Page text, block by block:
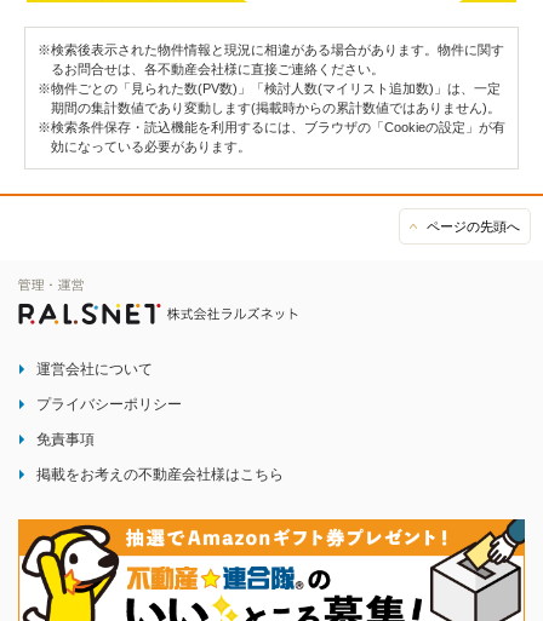
※検索後表示された物件情報と現況に相違がある場合があります。物件に関す
るお問合せは、各不動産会社様に直接ご連絡ください。
※物件ごとの「見られた数(PV数)」「検討人数(マイリスト追加数)」は、一定
期間の集計数値であり変動します(掲載時からの累計数値ではありません)。
※検索条件保存・読込機能を利用するには、ブラウザの「Cookieの設定」が有
効になっている必要があります。
ページの先頭へ
運営会社について
プライバシーポリシー
免責事項
掲載をお考えの不動産会社様はこちら